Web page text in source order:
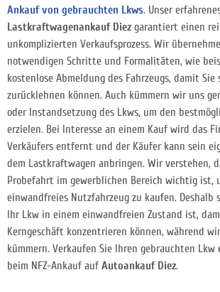
Ankauf von gebrauchten Lkws. Unser
Lastkraftwagenankauf Diez garantiert einen
unkomplizierten Verkaufsprozess. Wir
notwendigen Schritte und Formalitäten, wie
kostenlose Abmeldung des Fahrzeugs, damit
zurücklehnen können. Auch kümmern wir uns
oder Instandsetzung des Lkws, um den
erzielen. Bei Interesse an einem Kauf wird das
Verkäufers entfernt und der Käufer kann sein
dem Lastkraftwagen anbringen. Wir verstehen,
Probefahrt im gewerblichen Bereich wichtig ist,
einwandfreies Nutzfahrzeug zu kaufen. Deshalb
Ihr Lkw in einem einwandfreien Zustand ist,
Kerngeschäft konzentrieren können, während
kümmern. Verkaufen Sie Ihren gebrauchten
beim NFZ-Ankauf aufAutoankauf Diez.